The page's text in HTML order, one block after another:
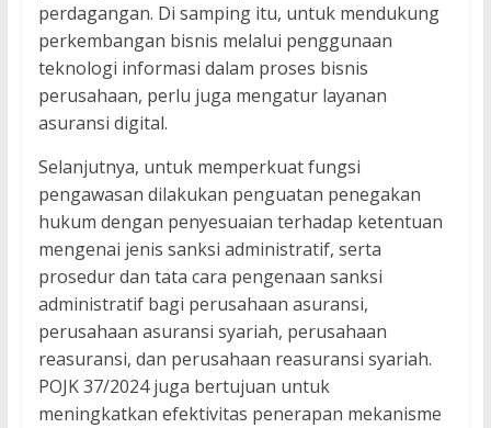
perdagangan. Di samping itu, untuk mendukung
perkembangan bisnis melalui penggunaan
teknologi informasi dalam proses bisnis
perusahaan, perlu juga mengatur layanan
asuransi digital.
Selanjutnya, untuk memperkuat fungsi
pengawasan dilakukan penguatan penegakan
hukum dengan penyesuaian terhadap ketentuan
mengenai jenis sanksi administratif, serta
prosedur dan tata cara pengenaan sanksi
administratif bagi perusahaan asuransi,
perusahaan asuransi syariah, perusahaan
reasuransi, dan perusahaan reasuransi syariah.
POJK 37/2024 juga bertujuan untuk
meningkatkan efektivitas penerapan mekanisme